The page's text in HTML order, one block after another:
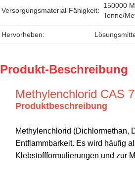
Versorgungsmaterial-Fähigkeit:
150000
Tonne/
Hervorheben:
Produkt-Beschreibung
Methylenchlorid CAS
Produktbeschreibung
Methylenchlorid (Dichlormethan,
Entflammbarkeit. Es wird häufig
Klebstoffformulierungen und zur